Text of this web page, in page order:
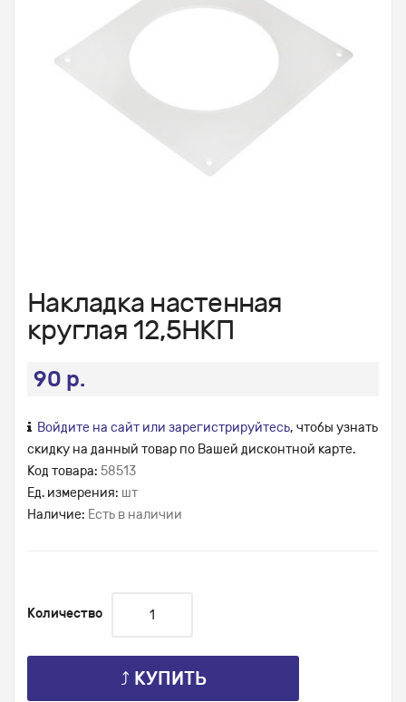
Накладка настенная
круглая 12,5НКП
90 р.
Войдите на сайт или зарегистрируйтесь, чтобы узнать
скидку на данный товар по Вашей дисконтной карте.
Код товара: 58513
Ед. измерения: шт
Наличие: Есть в наличии
Количество
⤴ КУПИТЬ